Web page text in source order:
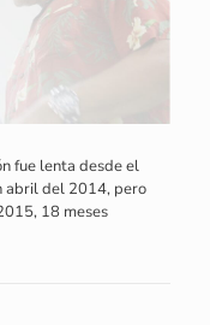
fue lenta desde el
abril del 2014, pero
18 meses